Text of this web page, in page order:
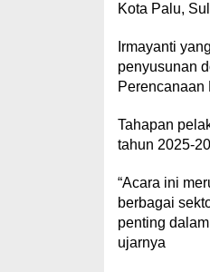
Kota Palu,
Irmayanti
penyusunan
Perencanaan
Tahapan
tahun 2025-
“Acara ini
berbagai
penting
ujarnya